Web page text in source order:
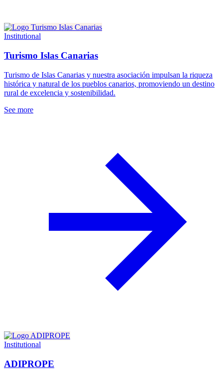
Institutional
Turismo Islas Canarias
Turismo de Islas Canarias y nuestra asociación impulsan la riqueza
histórica y natural de los pueblos canarios, promoviendo un destino
rural de excelencia y sostenibilidad.
See more
Institutional
ADIPROPE